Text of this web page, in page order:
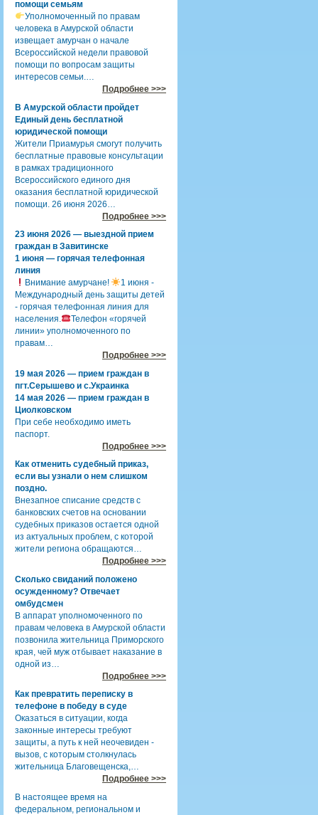
помощи семьям
Уполномоченный по правам
человека в Амурской области
извещает амурчан о начале
Всероссийской недели правовой
помощи по вопросам защиты
интересов семьи.…
Подробнее >>>
В Амурской области пройдет
Единый день бесплатной
юридической помощи
Жители Приамурья смогут получить
бесплатные правовые консультации
в рамках традиционного
Всероссийского единого дня
оказания бесплатной юридической
помощи. 26 июня 2026…
Подробнее >>>
23 июня 2026 — выездной прием
граждан в Завитинске
1 июня — горячая телефонная
линия
Внимание амурчане!
1 июня -
Международный день защиты детей
- горячая телефонная линия для
населения.
Телефон «горячей
линии» уполномоченного по
правам…
Подробнее >>>
19 мая 2026 — прием граждан в
пгт.Серышево и с.Украинка
14 мая 2026 — прием граждан в
Циолковском
При себе необходимо иметь
паспорт.
Подробнее >>>
Как отменить судебный приказ,
если вы узнали о нем слишком
поздно.
Внезапное списание средств с
банковских счетов на основании
судебных приказов остается одной
из актуальных проблем, с которой
жители региона обращаются…
Подробнее >>>
Сколько свиданий положено
осужденному? Отвечает
омбудсмен
В аппарат уполномоченного по
правам человека в Амурской области
позвонила жительница Приморского
края, чей муж отбывает наказание в
одной из…
Подробнее >>>
Как превратить переписку в
телефоне в победу в суде
Оказаться в ситуации, когда
законные интересы требуют
защиты, а путь к ней неочевиден -
вызов, с которым столкнулась
жительница Благовещенска,…
Подробнее >>>
В настоящее время на
федеральном, региональном и